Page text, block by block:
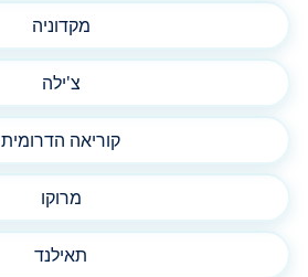
מקדוניה
צ'ילה
קוריאה הדרומית
מרוקו
תאילנד